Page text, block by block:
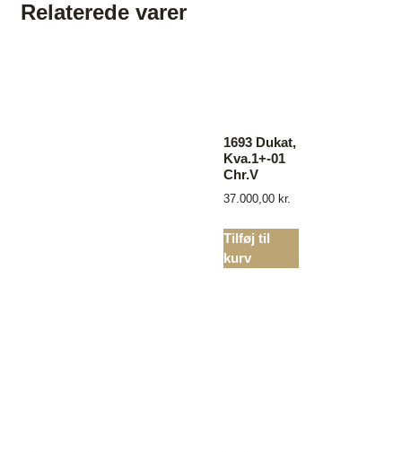
Relaterede varer
1693 Dukat,
Kva.1+-01
Chr.V
37.000,00 kr.
Tilføj til
kurv